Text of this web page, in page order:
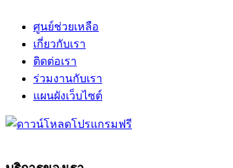
ศูนย์ช่วยเหลือ
เกี่ยวกับเรา
ติดต่อเรา
ร่วมงานกับเรา
แผนผังเว็บไซต์